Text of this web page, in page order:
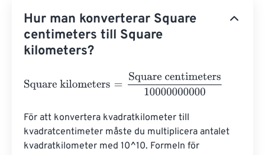
Hur man konverterar Square
centimeters till Square
kilometers?
Square kilometers Square centimeters10000000000
För att konvertera kvadratkilometer till
kvadratcentimeter måste du multiplicera antalet
kvadratkilometer med 10^10. Formeln för